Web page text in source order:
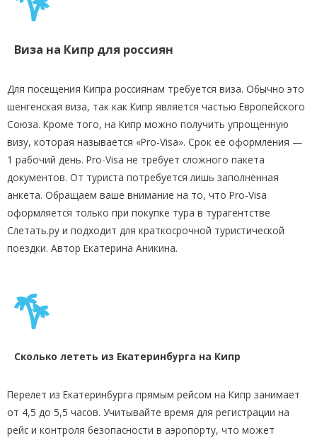
Виза на Кипр для россиян
Для посещения Кипра россиянам требуется виза. Обычно это
шенгенская виза, так как Кипр является частью Европейского
Союза. Кроме того, на Кипр можно получить упрощенную
визу, которая называется «Pro-Visa». Срок ее оформления —
1 рабочий день. Pro-Visa не требует сложного пакета
документов. От туриста потребуется лишь заполненная
анкета. Обращаем ваше внимание на то, что Pro-Visa
оформляется только при покупке тура в турагентстве
Слетать.ру и подходит для краткосрочной туристической
поездки. Автор Екатерина Аникина.
Сколько лететь из Екатеринбурга на Кипр
Перелет из Екатеринбурга прямым рейсом на Кипр занимает
от 4,5 до 5,5 часов. Учитывайте время для регистрации на
рейс и контроля безопасности в аэропорту, что может